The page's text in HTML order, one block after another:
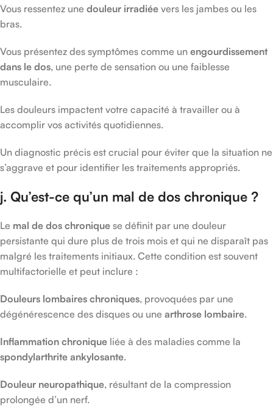
Vous ressentez une douleur irradiée vers les jambes ou les
bras.
Vous présentez des symptômes comme un engourdissement
dans le dos, une perte de sensation ou une faiblesse
musculaire.
Les douleurs impactent votre capacité à travailler ou à
accomplir vos activités quotidiennes.
Un diagnostic précis est crucial pour éviter que la situation ne
s’aggrave et pour identifier les traitements appropriés.
j. Qu’est-ce qu’un mal de dos chronique ?
Le mal de dos chronique se définit par une douleur
persistante qui dure plus de trois mois et qui ne disparaît pas
malgré les traitements initiaux. Cette condition est souvent
multifactorielle et peut inclure :
Douleurs lombaires chroniques, provoquées par une
dégénérescence des disques ou une arthrose lombaire.
Inflammation chronique liée à des maladies comme la
spondylarthrite ankylosante.
Douleur neuropathique, résultant de la compression
prolongée d’un nerf.